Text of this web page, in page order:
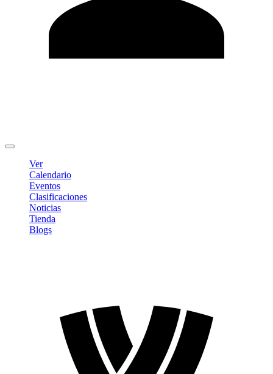
Ver
Calendario
Eventos
Clasificaciones
Noticias
Tienda
Blogs